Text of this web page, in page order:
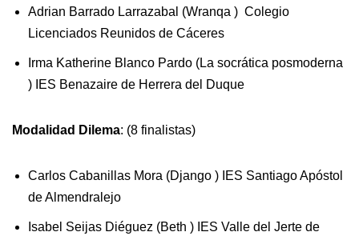
Adrian Barrado Larrazabal (Wranqa ) Colegio
Licenciados Reunidos de Cáceres
Irma Katherine Blanco Pardo (La socrática posmoderna
) IES Benazaire de Herrera del Duque
Modalidad Dilema: (8 finalistas)
Carlos Cabanillas Mora (Django ) IES Santiago Apóstol
de Almendralejo
Isabel Seijas Diéguez (Beth ) IES Valle del Jerte de